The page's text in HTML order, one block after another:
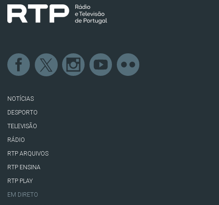
NOTÍCIAS
DESPORTO
TELEVISÃO
RÁDIO
RTP ARQUIVOS
RTP ENSINA
RTP PLAY
EM DIRETO